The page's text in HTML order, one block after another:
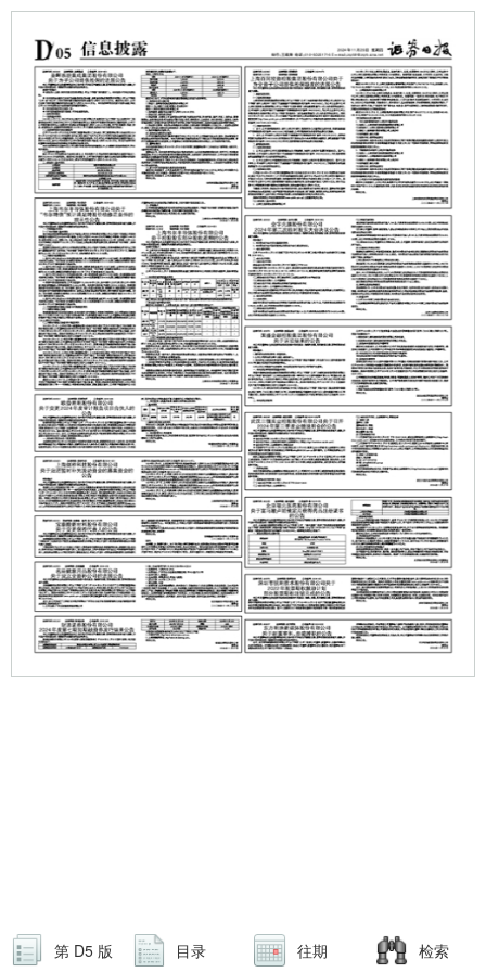
第 D5 版 目录 往期 检索